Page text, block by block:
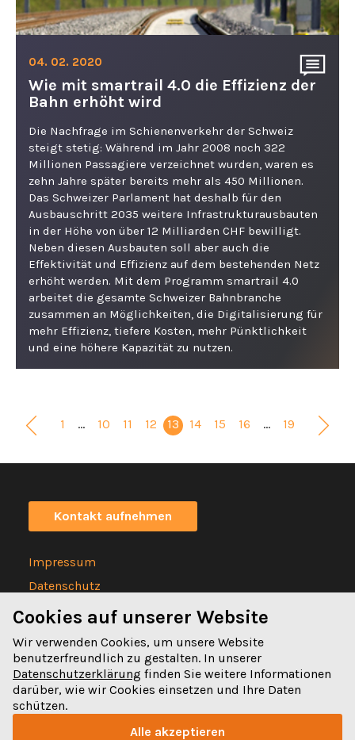
04. 02. 2020
Wie mit smartrail 4.0 die Effizienz der
Bahn erhöht wird
Die Nachfrage im Schienenverkehr der Schweiz
steigt stetig: Während im Jahr 2008 noch 322
Millionen Passagiere verzeichnet wurden, waren es
zehn Jahre später bereits mehr als 450 Millionen.
Das Schweizer Parlament hat deshalb für den
Ausbauschritt 2035 weitere Infrastrukturausbauten
in der Höhe von über 12 Milliarden CHF bewilligt.
Neben diesen Ausbauten soll aber auch die
Effektivität und Effizienz auf dem bestehenden Netz
erhöht werden. Mit dem Programm smartrail 4.0
arbeitet die gesamte Schweizer Bahnbranche
zusammen an Möglichkeiten, die Digitalisierung für
mehr Effizienz, tiefere Kosten, mehr Pünktlichkeit
und eine höhere Kapazität zu nutzen.
1 … 10 11 12 13 14 15 16 … 19
Kontakt aufnehmen
Impressum
Datenschutz
Statuten
Spitalgasse 32
Cookies auf unserer Website
Wir verwenden Cookies, um unsere Website
benutzerfreundlich zu gestalten. In unserer
Datenschutzerklärung finden Sie weitere Informationen
darüber, wie wir Cookies einsetzen und Ihre Daten
schützen.
Alle akzeptieren